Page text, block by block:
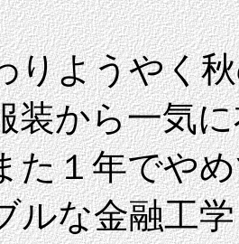
りようやく
装から一気
た１年でや
ルな金融工